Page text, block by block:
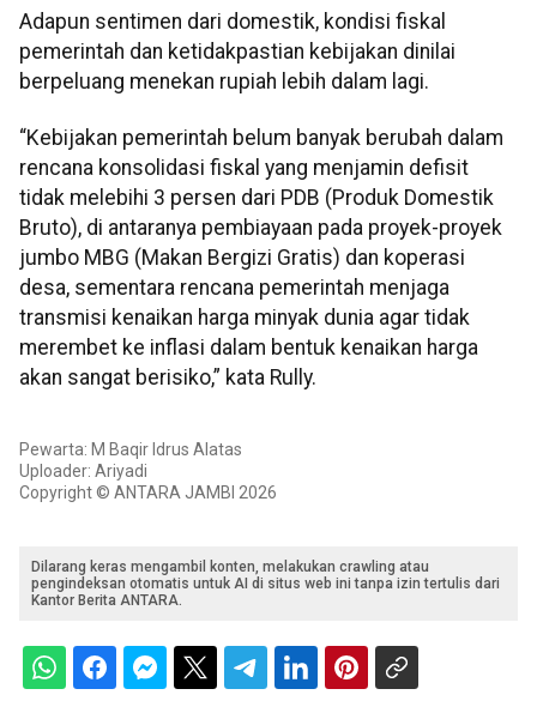
Adapun sentimen dari domestik, kondisi fiskal
pemerintah dan ketidakpastian kebijakan dinilai
berpeluang menekan rupiah lebih dalam lagi.
“Kebijakan pemerintah belum banyak berubah dalam
rencana konsolidasi fiskal yang menjamin defisit
tidak melebihi 3 persen dari PDB (Produk Domestik
Bruto), di antaranya pembiayaan pada proyek-proyek
jumbo MBG (Makan Bergizi Gratis) dan koperasi
desa, sementara rencana pemerintah menjaga
transmisi kenaikan harga minyak dunia agar tidak
merembet ke inflasi dalam bentuk kenaikan harga
akan sangat berisiko,” kata Rully.
Pewarta: M Baqir Idrus Alatas
Uploader: Ariyadi
Copyright © ANTARA JAMBI 2026
Dilarang keras mengambil konten, melakukan crawling atau
pengindeksan otomatis untuk AI di situs web ini tanpa izin tertulis dari
Kantor Berita ANTARA.